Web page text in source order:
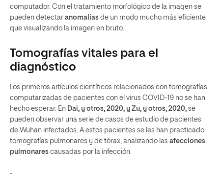
computador. Con el tratamiento morfológico de la imagen se
pueden detectar anomalías de un modo mucho más eficiente
que visualizando la imagen en bruto.
Tomografías vitales para el
diagnóstico
Los primeros artículos científicos relacionados con tomografías
computarizadas de pacientes con el virus COVID-19 no se han
hecho esperar. En Dai, y otros, 2020, y Zu, y otros, 2020, se
pueden observar una serie de casos de estudio de pacientes
de Wuhan infectados. A estos pacientes se les han practicado
tomografías pulmonares y de tórax, analizando las afecciones
pulmonares causadas por la infección.